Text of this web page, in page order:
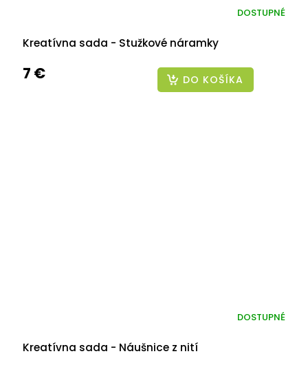
Kreatívna sada - Stužkové náramky
DOSTUPNÉ
7 € DO KOŠÍKA
Kreatívna sada - Náušnice z nití
DOSTUPNÉ